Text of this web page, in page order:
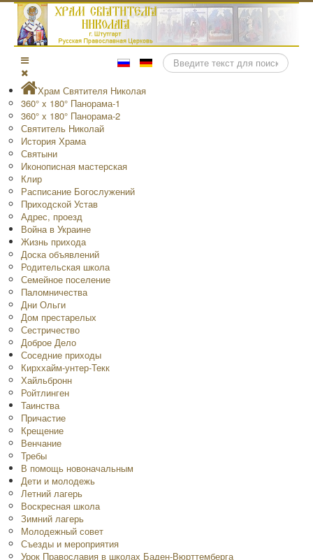
Поиск
Храм Святителя Николая
360° x 180° Панорама-1
360° x 180° Панорама-2
Святитель Николай
История Храма
Святыни
Иконописная мастерская
Клир
Расписание Богослужений
Приходской Устав
Адрес, проезд
Война в Украине
Жизнь прихода
Доска объявлений
Родительская школа
Семейное поселение
Паломничества
Дни Ольги
Дом престарелых
Сестричество
Доброе Дело
Соседние приходы
Кирххайм-унтер-Текк
Хайльбронн
Ройтлинген
Таинства
Причастие
Крещение
Венчание
Требы
В помощь новоначальным
Дети и молодежь
Летний лагерь
Воскресная школа
Зимний лагерь
Молодежный совет
Съезды и мероприятия
Урок Православия в школах Баден-Вюрттемберга